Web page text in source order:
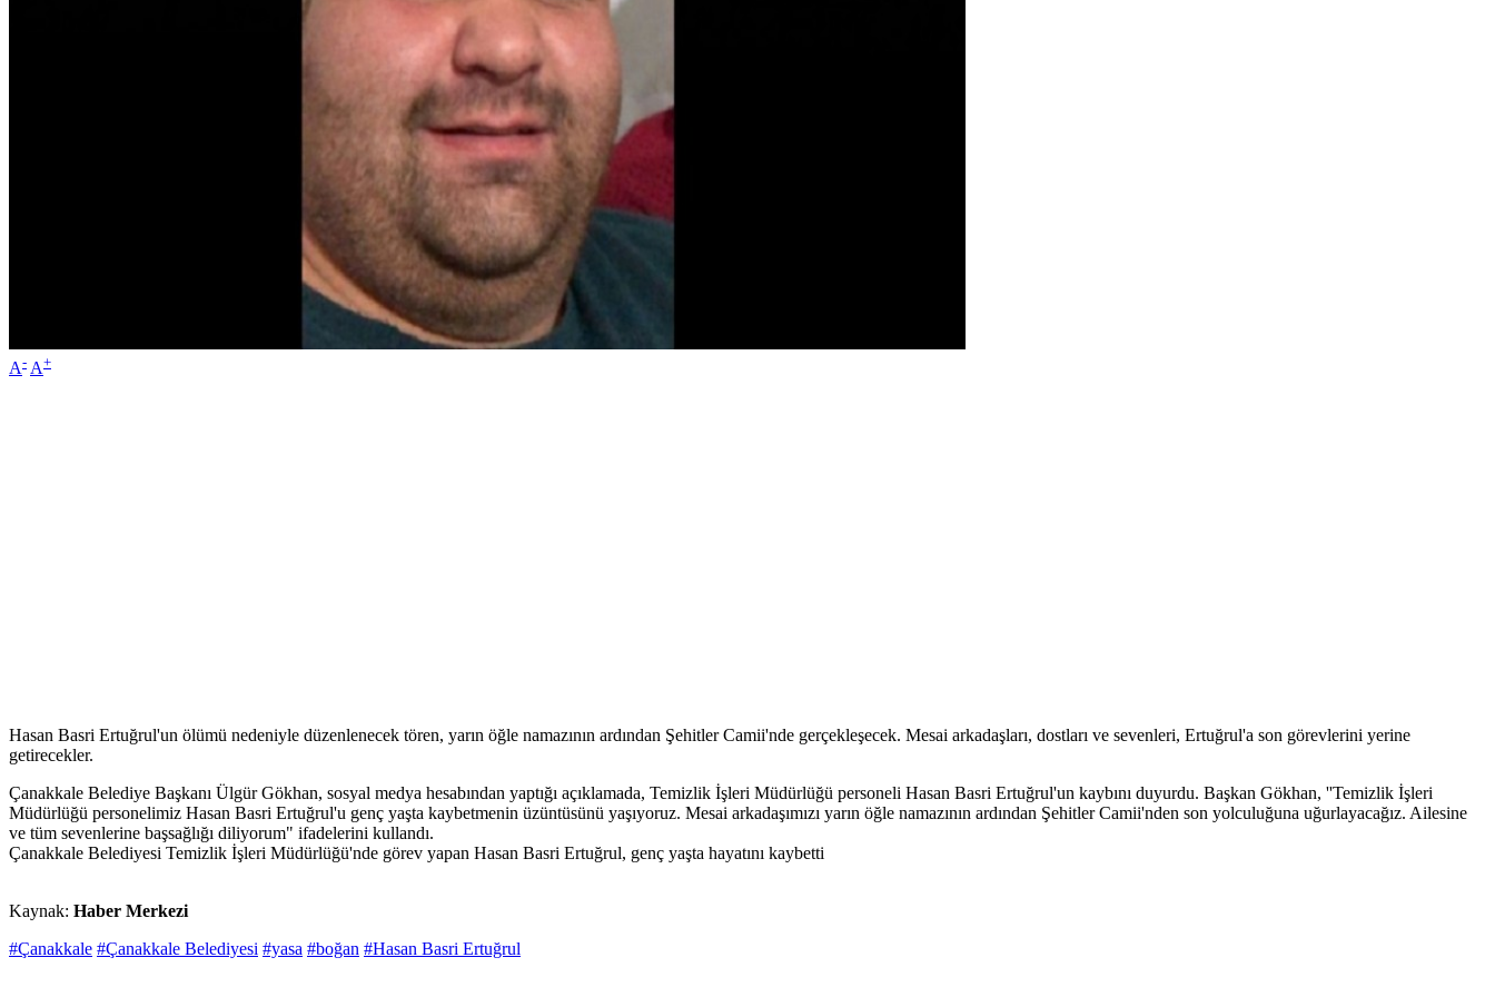
A- A+
Hasan Basri Ertuğrul'un ölümü nedeniyle düzenlenecek tören, yarın öğle namazının ardından Şehitler Camii'nde gerçekleşecek. Mesai arkadaşları, dostları ve sevenleri, Ertuğrul'a son görevlerini yerine
getirecekler.
Çanakkale Belediye Başkanı Ülgür Gökhan, sosyal medya hesabından yaptığı açıklamada, Temizlik İşleri Müdürlüğü personeli Hasan Basri Ertuğrul'un kaybını duyurdu. Başkan Gökhan, ''Temizlik İşleri
Müdürlüğü personelimiz Hasan Basri Ertuğrul'u genç yaşta kaybetmenin üzüntüsünü yaşıyoruz. Mesai arkadaşımızı yarın öğle namazının ardından Şehitler Camii'nden son yolculuğuna uğurlayacağız. Ailesine
ve tüm sevenlerine başsağlığı diliyorum" ifadelerini kullandı.
Çanakkale Belediyesi Temizlik İşleri Müdürlüğü'nde görev yapan Hasan Basri Ertuğrul, genç yaşta hayatını kaybetti
Kaynak: Haber Merkezi
#Çanakkale #Çanakkale Belediyesi #yasa #boğan #Hasan Basri Ertuğrul